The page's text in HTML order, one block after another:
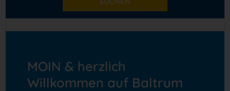
MOIN & herzlich
Willkommen auf Baltrum